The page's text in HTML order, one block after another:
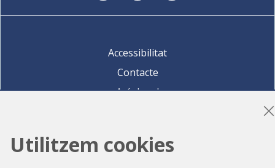
Accessibilitat
Contacte
Avís legal
Mapa del lloc
Utilitzem cookies